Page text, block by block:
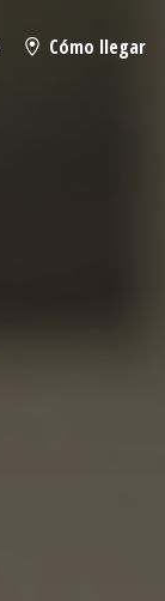
Cómo llegar